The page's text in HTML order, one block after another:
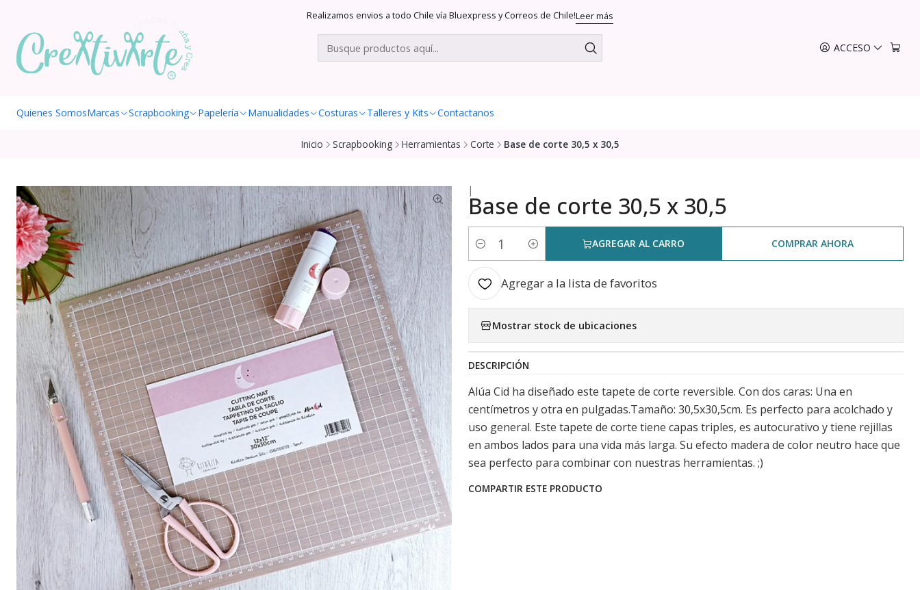
ACCESO
Quienes SomosMarcas Scrapbooking Papelería Manualidades Costuras Talleres y Kits Contactanos
Realizamos envios a todo Chile vía Bluexpress y Correos de Chile!Leer más
Inicio Scrapbooking Herramientas Corte Base de corte 30,5 x 30,5
|
Base de corte 30,5 x 30,5
Cantidad
AGREGAR AL CARRO COMPRAR AHORA
Agregar a la lista de favoritos
Mostrar stock de ubicaciones
DESCRIPCIÓN
Alúa Cid ha diseñado este tapete de corte reversible. Con dos caras: Una en
centímetros y otra en pulgadas.Tamaño: 30,5x30,5cm. Es perfecto para acolchado y
uso general. Este tapete de corte tiene capas triples, es autocurativo y tiene rejillas
en ambos lados para una vida más larga. Su efecto madera de color neutro hace que
sea perfecto para combinar con nuestras herramientas. ;)
COMPARTIR ESTE PRODUCTO